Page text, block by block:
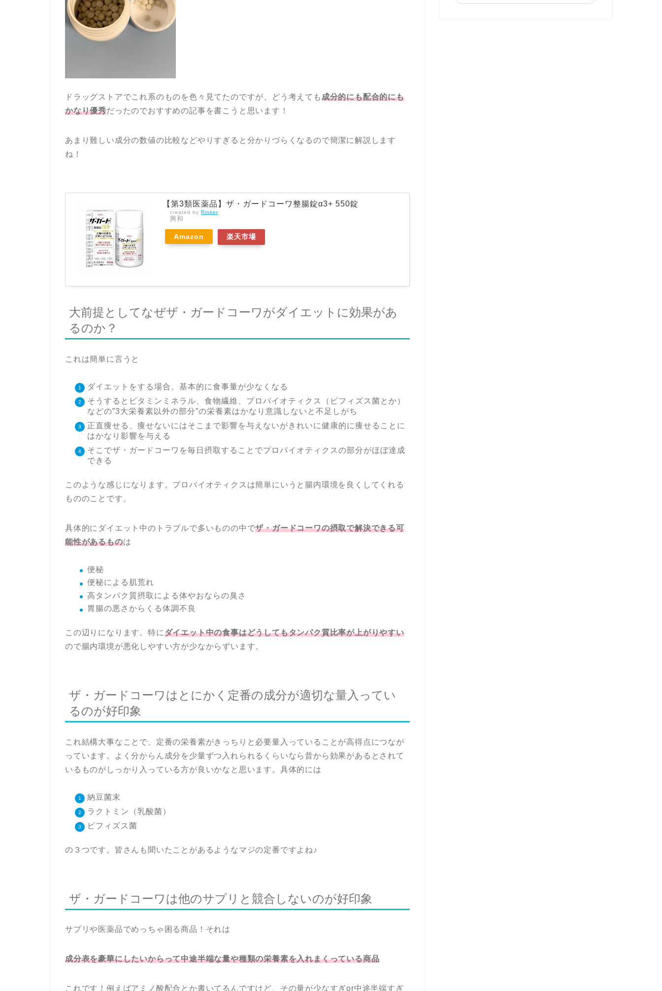
ドラッグストアでこれ系のものを色々見てたのですが、どう考えても成分的にも配合的にも
かなり優秀だったのでおすすめの記事を書こうと思います！
あまり難しい成分の数値の比較などやりすぎると分かりづらくなるので簡潔に解説します
ね！
【第3類医薬品】ザ・ガードコーワ整腸錠α3+ 550錠
created by Rinker
興和
Amazon 楽天市場
大前提としてなぜザ・ガードコーワがダイエットに効果があ
るのか？
これは簡単に言うと
ダイエットをする場合、基本的に食事量が少なくなる
そうするとビタミンミネラル、食物繊維、プロバイオティクス（ビフィズス菌とか）
などの”3大栄養素以外の部分”の栄養素はかなり意識しないと不足しがち
正直痩せる、痩せないにはそこまで影響を与えないがきれいに健康的に痩せることに
はかなり影響を与える
そこでザ・ガードコーワを毎日摂取することでプロバイオティクスの部分がほぼ達成
できる
このような感じになります。プロバイオティクスは簡単にいうと腸内環境を良くしてくれる
もののことです。
具体的にダイエット中のトラブルで多いものの中でザ・ガードコーワの摂取で解決できる可
能性があるものは
便秘
便秘による肌荒れ
高タンパク質摂取による体やおならの臭さ
胃腸の悪さからくる体調不良
この辺りになります。特にダイエット中の食事はどうしてもタンパク質比率が上がりやすい
ので腸内環境が悪化しやすい方が少なからずいます。
ザ・ガードコーワはとにかく定番の成分が適切な量入ってい
るのが好印象
これ結構大事なことで、定番の栄養素がきっちりと必要量入っていることが高得点につなが
っています。よく分からん成分を少量ずつ入れられるくらいなら昔から効果があるとされて
いるものがしっかり入っている方が良いかなと思います。具体的には
納豆菌末
ラクトミン（乳酸菌）
ビフィズス菌
の３つです。皆さんも聞いたことがあるようなマジの定番ですよね♪
ザ・ガードコーワは他のサプリと競合しないのが好印象
サプリや医薬品でめっちゃ困る商品！それは
成分表を豪華にしたいからって中途半端な量や種類の栄養素を入れまくっている商品
これです！例えばアミノ酸配合とか書いてるんですけど、その量が少なすぎor中途半端すぎ